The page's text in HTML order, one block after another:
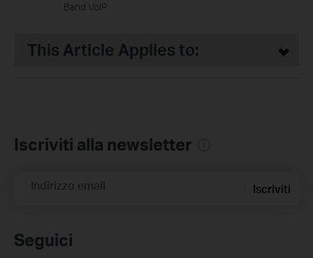
Band VoIP
This Article Applies to:
Iscriviti alla newsletter
Indirizzo email Iscriviti
Seguici